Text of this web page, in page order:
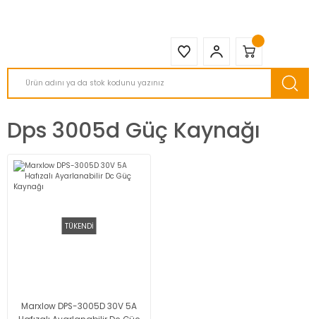
Dps 3005d Güç Kaynağı
TÜKENDİ
Marxlow DPS-3005D 30V 5A